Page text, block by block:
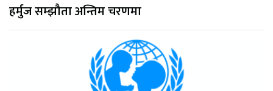
हर्मुज सम्झौता अन्तिम चरणमा